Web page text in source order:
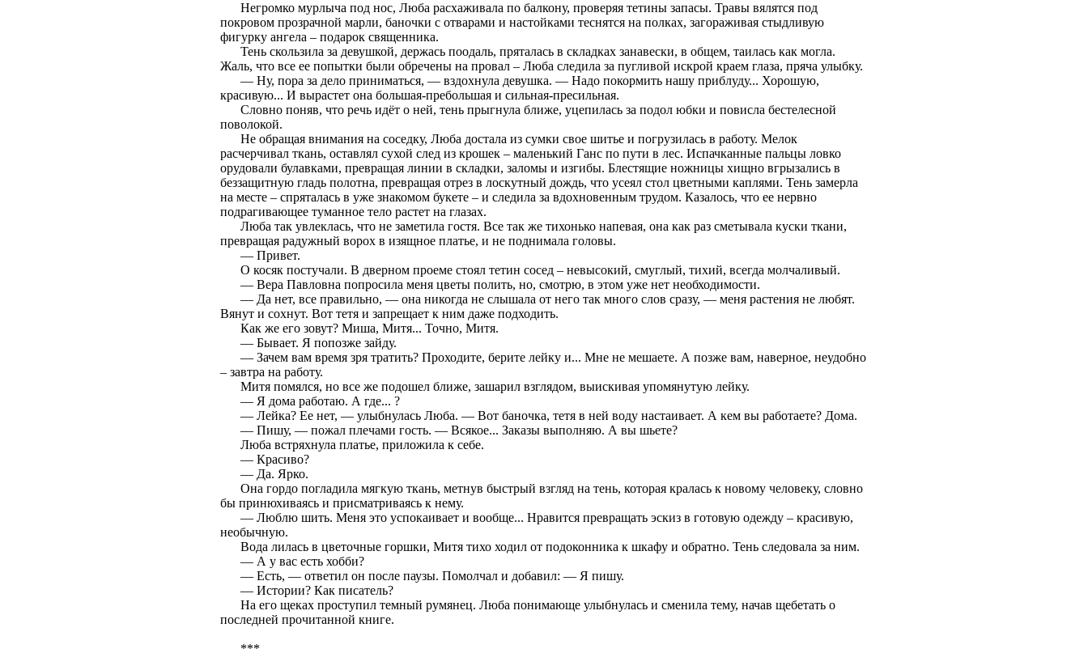
Негромко мурлыча под нос, Люба расхаживала по балкону, проверяя тетины запасы. Травы вялятся под
покровом прозрачной марли, баночки с отварами и настойками теснятся на полках, загораживая стыдливую
фигурку ангела – подарок священника.
Тень скользила за девушкой, держась поодаль, пряталась в складках занавески, в общем, таилась как могла.
Жаль, что все ее попытки были обречены на провал – Люба следила за пугливой искрой краем глаза, пряча улыбку.
— Ну, пора за дело приниматься, — вздохнула девушка. — Надо покормить нашу приблуду... Хорошую,
красивую... И вырастет она большая-пребольшая и сильная-пресильная.
Словно поняв, что речь идёт о ней, тень прыгнула ближе, уцепилась за подол юбки и повисла бестелесной
поволокой.
Не обращая внимания на соседку, Люба достала из сумки свое шитье и погрузилась в работу. Мелок
расчерчивал ткань, оставлял сухой след из крошек – маленький Ганс по пути в лес. Испачканные пальцы ловко
орудовали булавками, превращая линии в складки, заломы и изгибы. Блестящие ножницы хищно вгрызались в
беззащитную гладь полотна, превращая отрез в лоскутный дождь, что усеял стол цветными каплями. Тень замерла
на месте – спряталась в уже знакомом букете – и следила за вдохновенным трудом. Казалось, что ее нервно
подрагивающее туманное тело растет на глазах.
Люба так увлеклась, что не заметила гостя. Все так же тихонько напевая, она как раз сметывала куски ткани,
превращая радужный ворох в изящное платье, и не поднимала головы.
— Привет.
О косяк постучали. В дверном проеме стоял тетин сосед – невысокий, смуглый, тихий, всегда молчаливый.
— Вера Павловна попросила меня цветы полить, но, смотрю, в этом уже нет необходимости.
— Да нет, все правильно, — она никогда не слышала от него так много слов сразу, — меня растения не любят.
Вянут и сохнут. Вот тетя и запрещает к ним даже подходить.
Как же его зовут? Миша, Митя... Точно, Митя.
— Бывает. Я попозже зайду.
— Зачем вам время зря тратить? Проходите, берите лейку и... Мне не мешаете. А позже вам, наверное, неудобно
– завтра на работу.
Митя помялся, но все же подошел ближе, зашарил взглядом, выискивая упомянутую лейку.
— Я дома работаю. А где... ?
— Лейка? Ее нет, — улыбнулась Люба. — Вот баночка, тетя в ней воду настаивает. А кем вы работаете? Дома.
— Пишу, — пожал плечами гость. — Всякое... Заказы выполняю. А вы шьете?
Люба встряхнула платье, приложила к себе.
— Красиво?
— Да. Ярко.
Она гордо погладила мягкую ткань, метнув быстрый взгляд на тень, которая кралась к новому человеку, словно
бы принюхиваясь и присматриваясь к нему.
— Люблю шить. Меня это успокаивает и вообще... Нравится превращать эскиз в готовую одежду – красивую,
необычную.
Вода лилась в цветочные горшки, Митя тихо ходил от подоконника к шкафу и обратно. Тень следовала за ним.
— А у вас есть хобби?
— Есть, — ответил он после паузы. Помолчал и добавил: — Я пишу.
— Истории? Как писатель?
На его щеках проступил темный румянец. Люба понимающе улыбнулась и сменила тему, начав щебетать о
последней прочитанной книге.
***